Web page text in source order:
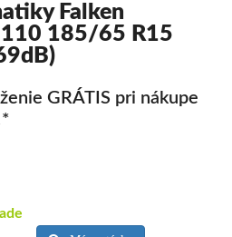
Falken
185/65 R15
GRÁTIS pri nákupe